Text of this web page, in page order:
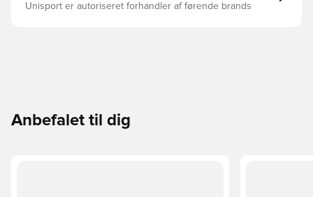
Unisport er autoriseret forhandler af førende brands
Anbefalet til dig